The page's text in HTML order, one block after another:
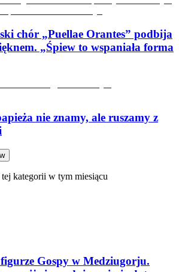
chór „Puellae Orantes” podbija
„Śpiew to wspaniała forma
nie znamy, ale ruszamy z
kategorii w tym miesiącu
Gospy w Medziugorju.